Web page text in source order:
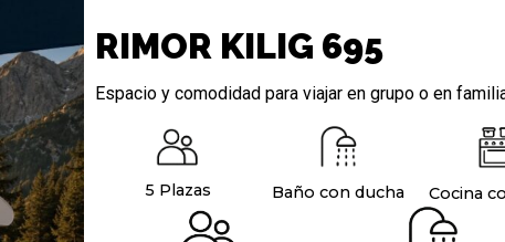
RIMOR KILIG 695
Espacio y comodidad para viajar en grupo o en
5 Plazas Baño con ducha Cocina